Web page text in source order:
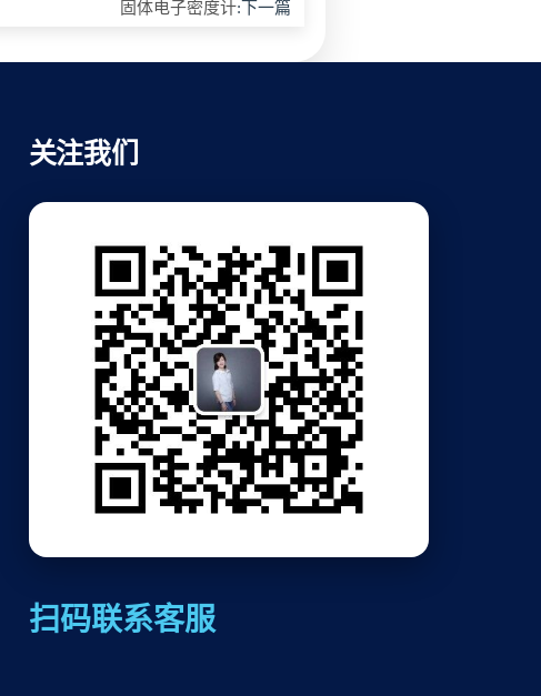
固体电子密度计:下一篇
关注我们
扫码联系客服